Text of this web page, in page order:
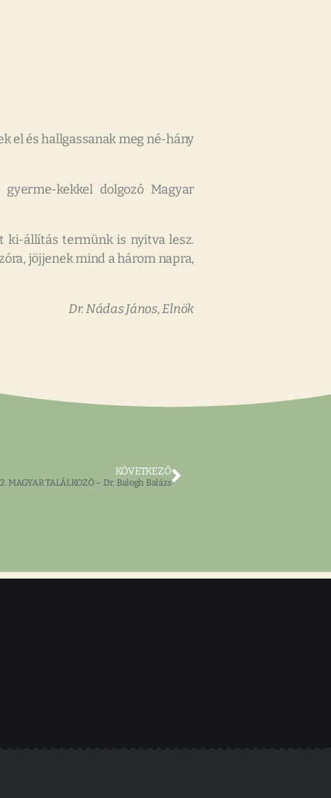
el és hallgassanak meg né-hány
kekkel dolgozó Magyar
ki-állítás termünk is nyitva lesz.
jöjjenek mind a három napra,
Dr. Nádas János, Elnök
KÖVETKEZŐ
MAGYAR TALÁLKOZÓ – Dr. Balogh Balázs